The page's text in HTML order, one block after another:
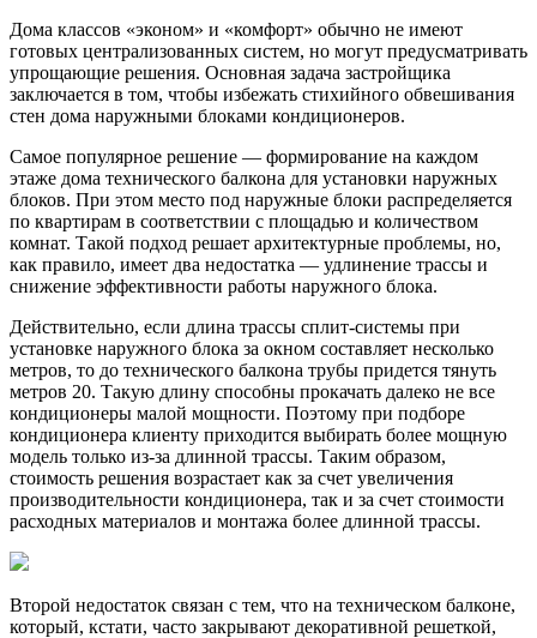
Дома классов «эконом» и «комфорт» обычно не имеют
готовых централизованных систем, но могут предусматривать
упрощающие решения. Основная задача застройщика
заключается в том, чтобы избежать стихийного обвешивания
стен дома наружными блоками кондиционеров.
Самое популярное решение — формирование на каждом
этаже дома технического балкона для установки наружных
блоков. При этом место под наружные блоки распределяется
по квартирам в соответствии с площадью и количеством
комнат. Такой подход решает архитектурные проблемы, но,
как правило, имеет два недостатка — удлинение трассы и
снижение эффективности работы наружного блока.
Действительно, если длина трассы сплит-системы при
установке наружного блока за окном составляет несколько
метров, то до технического балкона трубы придется тянуть
метров 20. Такую длину способны прокачать далеко не все
кондиционеры малой мощности. Поэтому при подборе
кондиционера клиенту приходится выбирать более мощную
модель только из-за длинной трассы. Таким образом,
стоимость решения возрастает как за счет увеличения
производительности кондиционера, так и за счет стоимости
расходных материалов и монтажа более длинной трассы.
Второй недостаток связан с тем, что на техническом балконе,
который, кстати, часто закрывают декоративной решеткой,